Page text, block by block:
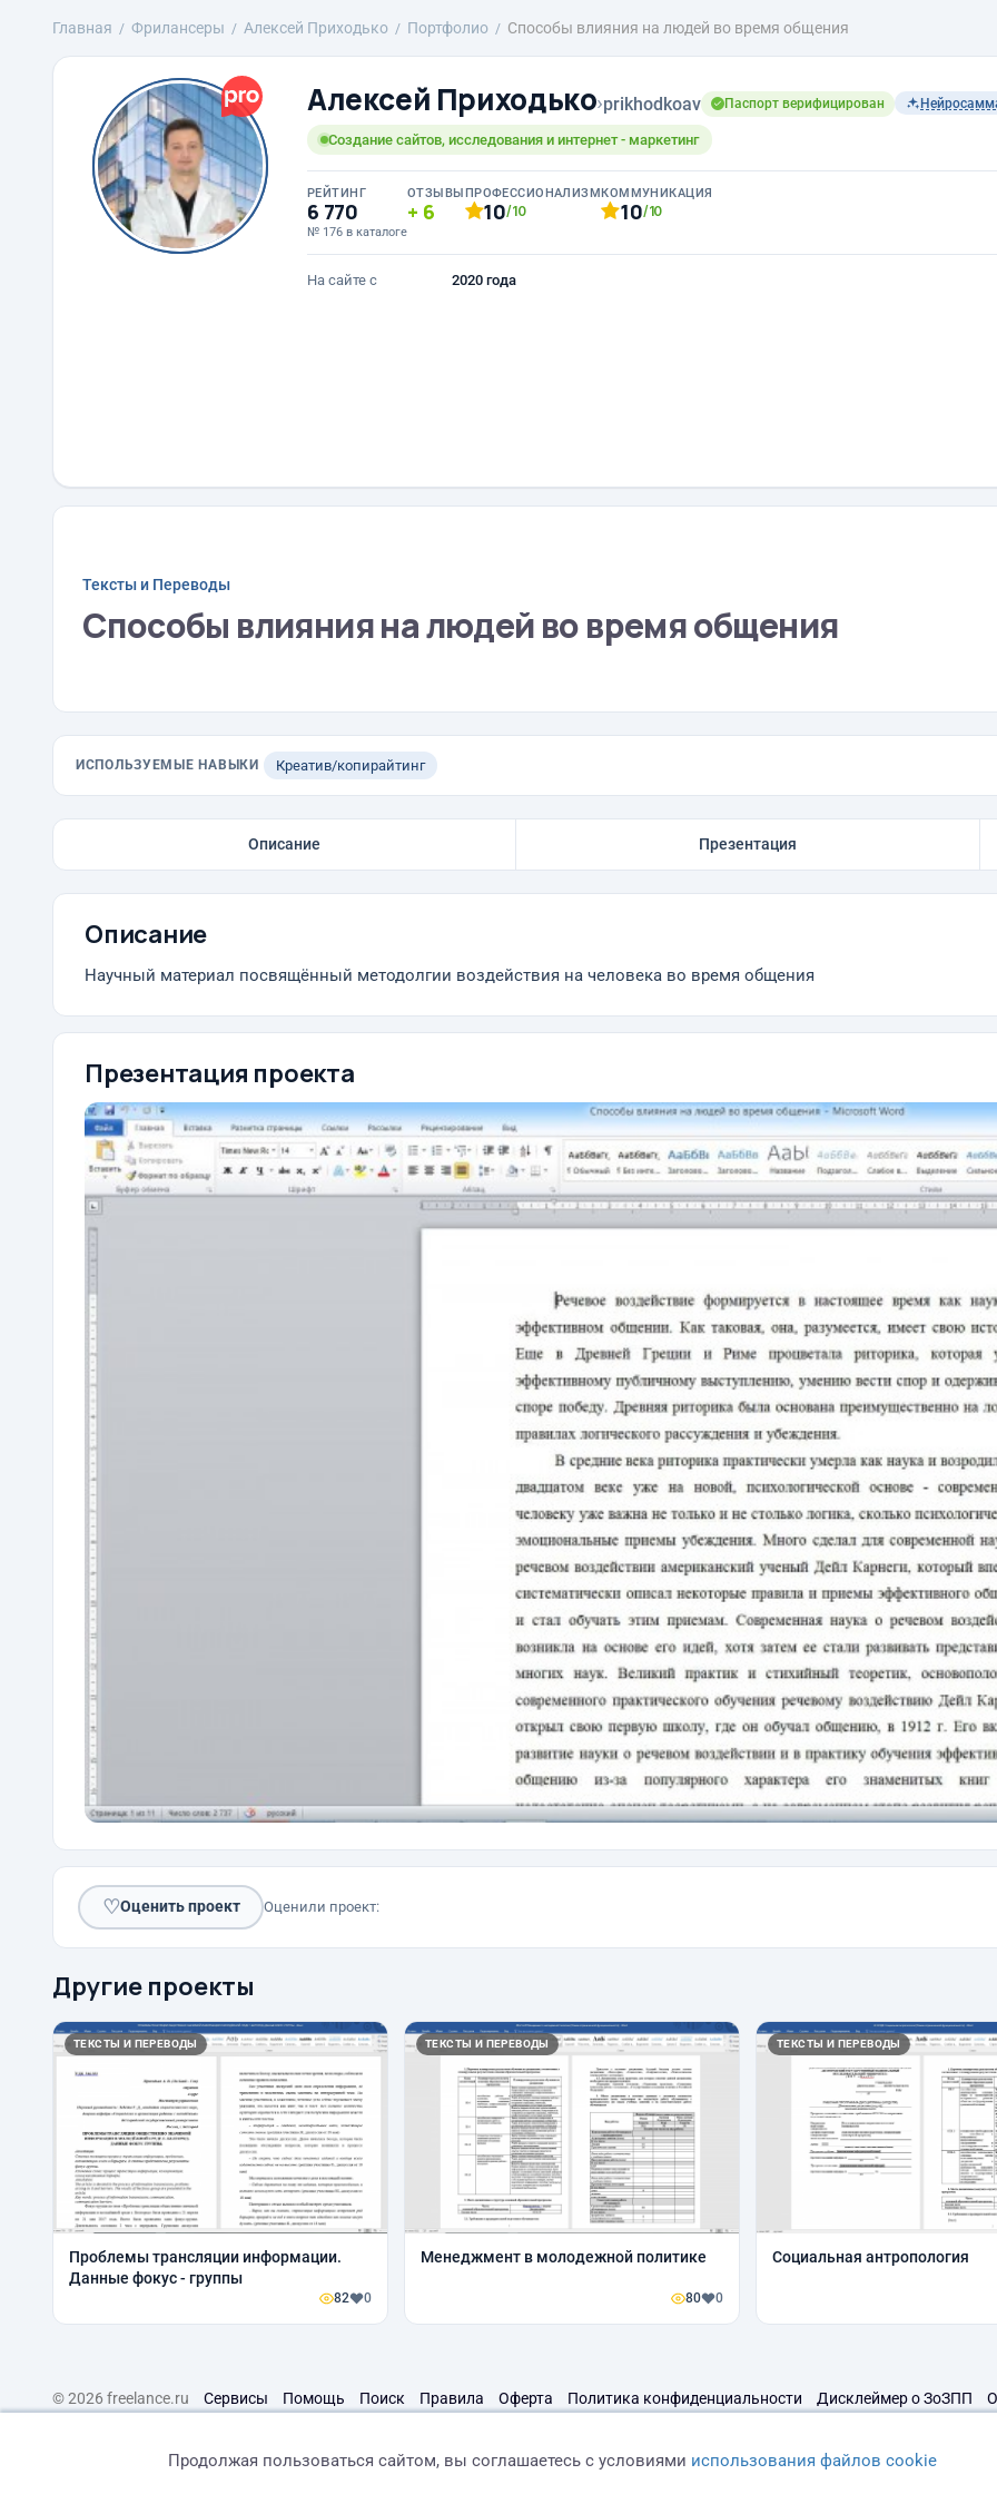
Главная Фрилансеры Алексей Приходько Портфолио Способы влияния на людей во время общения
Алексей Приходько›prikhodkoav Паспорт верифицирован
Создание сайтов, исследования и интернет - маркетинг
РЕЙТИНГ
6 770
№ 176 в каталоге
ОТЗЫВЫ
6
ПРОФЕССИОНАЛИЗМ
10/10
КОММУНИКАЦИЯ
10/10
На сайте с 2020 года
Тексты и Переводы
Способы влияния на людей во время общения
ИСПОЛЬЗУЕМЫЕ НАВЫКИ Креатив/копирайтинг
Описание Презентация
Описание
Научный материал посвящённый методолгии воздействия на человека во время общения
Презентация проекта
♡Оценить проект Оценили проект:
Другие проекты
ТЕКСТЫ И ПЕРЕВОДЫ
Проблемы трансляции информации.
Данные фокус - группы
82 0
ТЕКСТЫ И ПЕРЕВОДЫ
Менеджмент в молодежной политике
80 0
ТЕКСТЫ И ПЕРЕВОДЫ
Социальная антропология
© 2026 freelance.ru Сервисы Помощь Поиск Правила Оферта Политика конфиденциальности Дисклеймер о ЗоЗПП
Продолжая пользоваться сайтом, вы соглашаетесь с условиями использования файлов cookie